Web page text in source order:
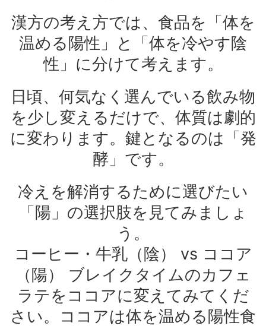
漢方の考え方では、食品を「体を
温める陽性」と「体を冷やす陰
性」に分けて考えます。
日頃、何気なく選んでいる飲み物
を少し変えるだけで、体質は劇的
に変わります。鍵となるのは「発
酵」です。
冷えを解消するために選びたい
「陽」の選択肢を見てみましょ
う。
コーヒー・牛乳（陰） vs ココア
（陽） ブレイクタイムのカフェ
ラテをココアに変えてみてくだ
さい。ココアは体を温める陽性食